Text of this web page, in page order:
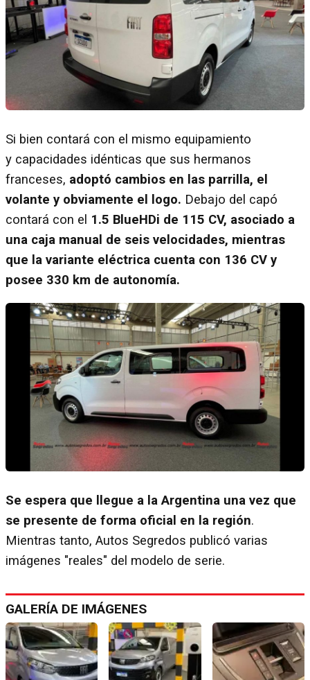
Si bien contará con el mismo equipamiento
y capacidades idénticas que sus hermanos
franceses, adoptó cambios en las parrilla, el
volante y obviamente el logo. Debajo del capó
contará con el 1.5 BlueHDi de 115 CV, asociado a
una caja manual de seis velocidades, mientras
que la variante eléctrica cuenta con 136 CV y
posee 330 km de autonomía.
Se espera que llegue a la Argentina una vez que
se presente de forma oficial en la región.
Mientras tanto, Autos Segredos publicó varias
imágenes "reales" del modelo de serie.
GALERÍA DE IMÁGENES